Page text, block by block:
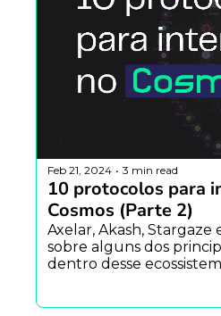
Feb 21, 2024 • 3 min read
10 protocolos para
Cosmos (Parte 2)
Axelar, Akash, Stargaze
sobre alguns dos
dentro desse